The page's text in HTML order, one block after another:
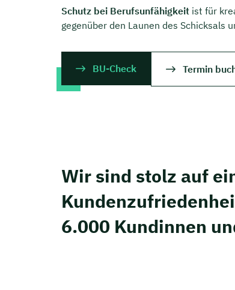
Schutz bei Berufsunfähigkeit ist für
gegenüber den Launen des Schicksals
BU-Check Termin
Wir sind stolz auf
6.000 Kundinnen